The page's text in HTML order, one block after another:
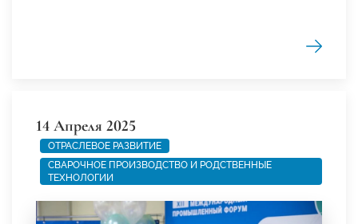
14 Апреля 2025
ОТРАСЛЕВОЕ РАЗВИТИЕ
СВАРОЧНОЕ ПРОИЗВОДСТВО И РОДСТВЕННЫЕ
ТЕХНОЛОГИИ